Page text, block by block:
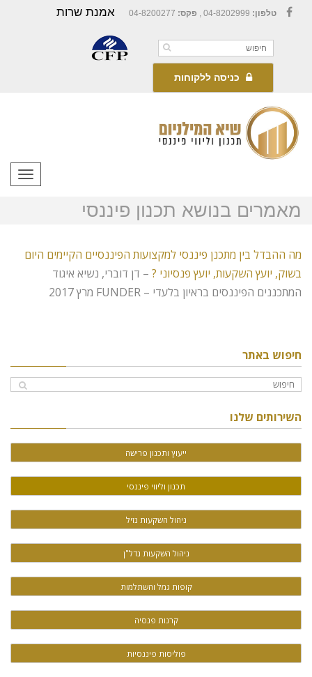
טלפון: פקס: אמנת שרות
כניסה ללקוחות
מאמרים בנושא תכנון פיננסי
מה ההבדל בין מתכנן פיננסי למקצועות הפיננסיים הקיימים היום
בשוק, יועץ השקעות, יועץ פנסיוני ? – דן דוברי, נשיא איגוד
המתכננים הפיננסים בראיון בלעדי – FUNDER מרץ 2017
חיפוש באתר
השירותים שלנו
ייעוץ ותכנון פרישה
תכנון וליווי פיננסי
ניהול השקעות נזיל
ניהול השקעות נדל"ן
קופות גמל והשתלמות
קרנות פנסיה
פוליסות פיננסיות